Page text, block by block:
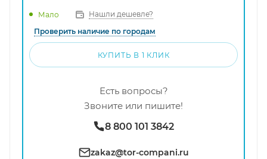
Мало
Нашли дешевле?
Проверить наличие по городам
КУПИТЬ В 1 КЛИК
Есть вопросы?
Звоните или пишите!
8 800 101 3842
zakaz@tor-compani.ru